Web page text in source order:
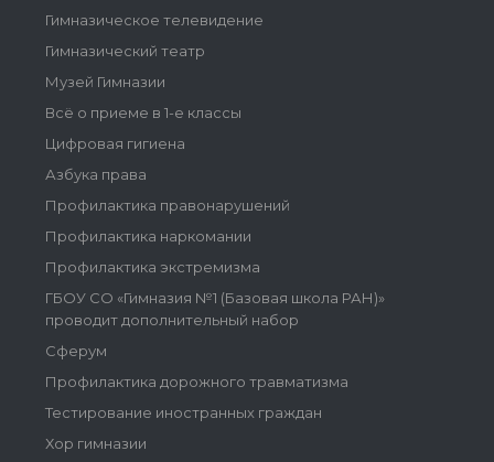
Гимназическое телевидение
Гимназический театр
Музей Гимназии
Всё о приеме в 1-е классы
Цифровая гигиена
Азбука права
Профилактика правонарушений
Профилактика наркомании
Профилактика экстремизма
ГБОУ СО «Гимназия №1 (Базовая школа РАН)»
проводит дополнительный набор
Сферум
Профилактика дорожного травматизма
Тестирование иностранных граждан
Хор гимназии